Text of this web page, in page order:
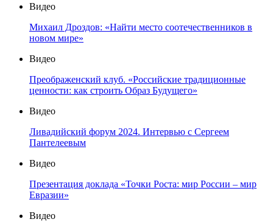
Видео
Михаил Дроздов: «Найти место соотечественников в
новом мире»
Видео
Преображенский клуб. «Российские традиционные
ценности: как строить Образ Будущего»
Видео
Ливадийский форум 2024. Интервью с Сергеем
Пантелеевым
Видео
Презентация доклада «Точки Роста: мир России – мир
Евразии»
Видео